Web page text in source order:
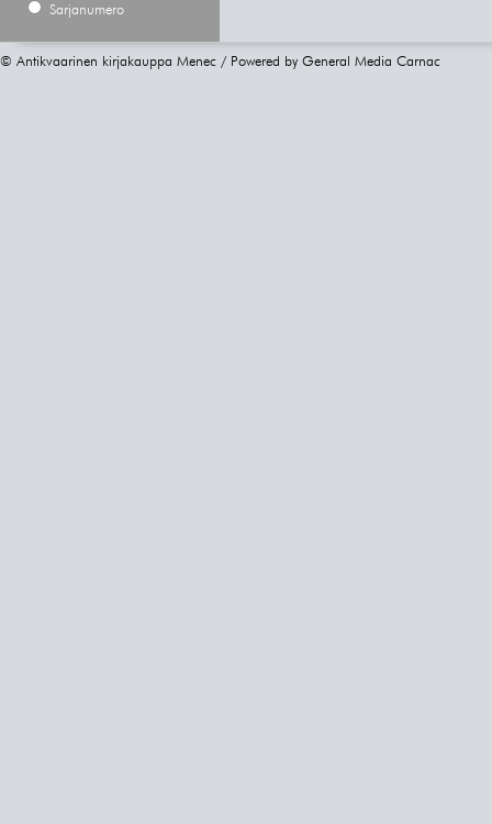
Sarjanumero
© Antikvaarinen kirjakauppa Menec / Powered by General Media Carnac